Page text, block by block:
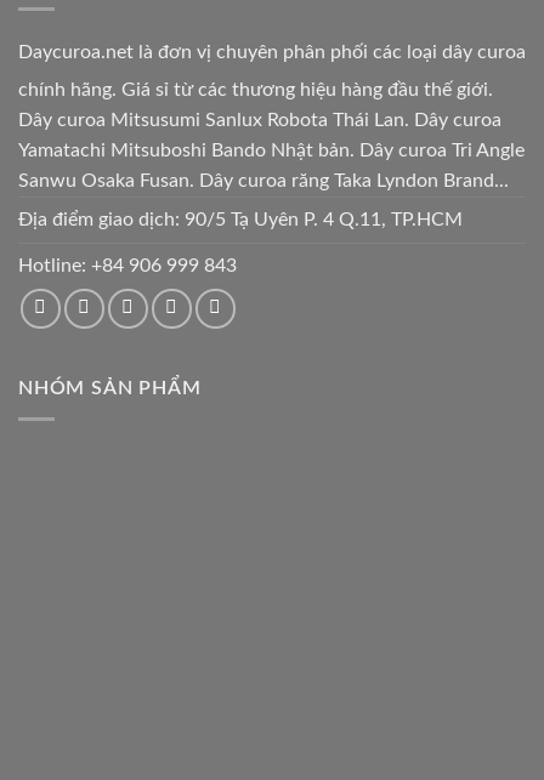
Daycuroa.net là đơn vị chuyên phân phối các loại dây curoa
chính hãng. Giá sỉ từ các thương hiệu hàng đầu thế giới.
Dây curoa Mitsusumi Sanlux Robota Thái Lan. Dây curoa
Yamatachi Mitsuboshi Bando Nhật bản. Dây curoa Tri Angle
Sanwu Osaka Fusan. Dây curoa răng Taka Lyndon Brand...
Địa điểm giao dịch: 90/5 Tạ Uyên P. 4 Q.11, TP.HCM
Hotline: +84 906 999 843
NHÓM SẢN PHẨM